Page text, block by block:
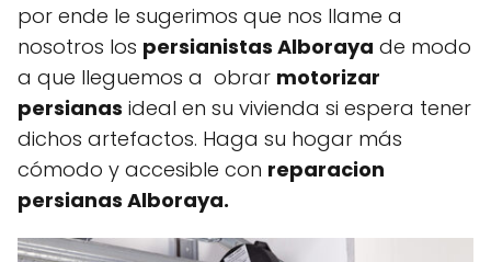
por ende le sugerimos que nos llame a
nosotros los persianistas Alboraya de modo
a que lleguemos a obrar motorizar
persianas ideal en su vivienda si espera tener
dichos artefactos. Haga su hogar más
cómodo y accesible con reparacion
persianas Alboraya.